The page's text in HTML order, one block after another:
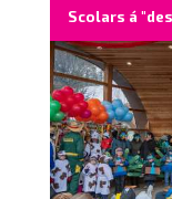
Scolars á